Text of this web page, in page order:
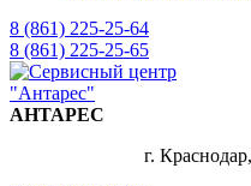
8 (861) 225-25-64
8 (861) 225-25-65
АНТАРЕС
г.